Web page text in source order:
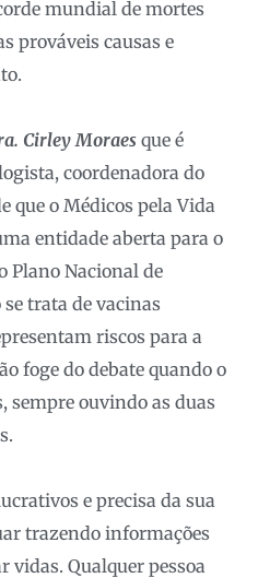
mundial de mortes
prováveis causas e
Cirley Moraes que é
coordenadora do
que o Médicos pela Vida
entidade aberta para o
Plano Nacional de
trata de vacinas
riscos para a
foge do debate quando o
sempre ouvindo as duas
e precisa da sua
trazendo informações
vidas. Qualquer pessoa